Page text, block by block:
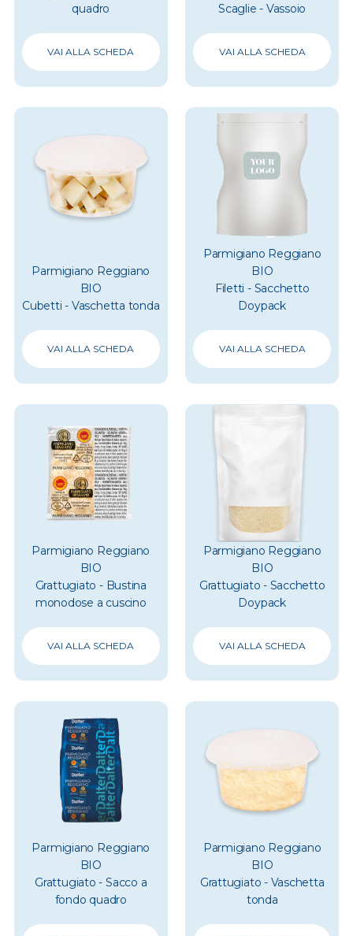
quadro
VAI ALLA SCHEDA
Scaglie - Vassoio
VAI ALLA SCHEDA
Parmigiano Reggiano
BIO
Cubetti - Vaschetta tonda
VAI ALLA SCHEDA
Parmigiano Reggiano
BIO
Filetti - Sacchetto
Doypack
VAI ALLA SCHEDA
Parmigiano Reggiano
BIO
Grattugiato - Bustina
monodose a cuscino
VAI ALLA SCHEDA
Parmigiano Reggiano
BIO
Grattugiato - Sacchetto
Doypack
VAI ALLA SCHEDA
Parmigiano Reggiano
BIO
Grattugiato - Sacco a
fondo quadro
Parmigiano Reggiano
BIO
Grattugiato - Vaschetta
tonda